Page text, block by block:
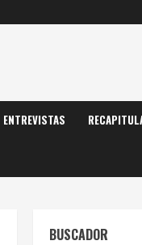
ENTREVISTAS
BUSCADOR